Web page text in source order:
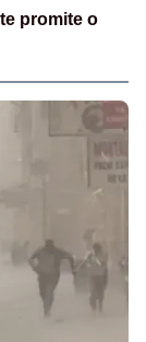
promite o